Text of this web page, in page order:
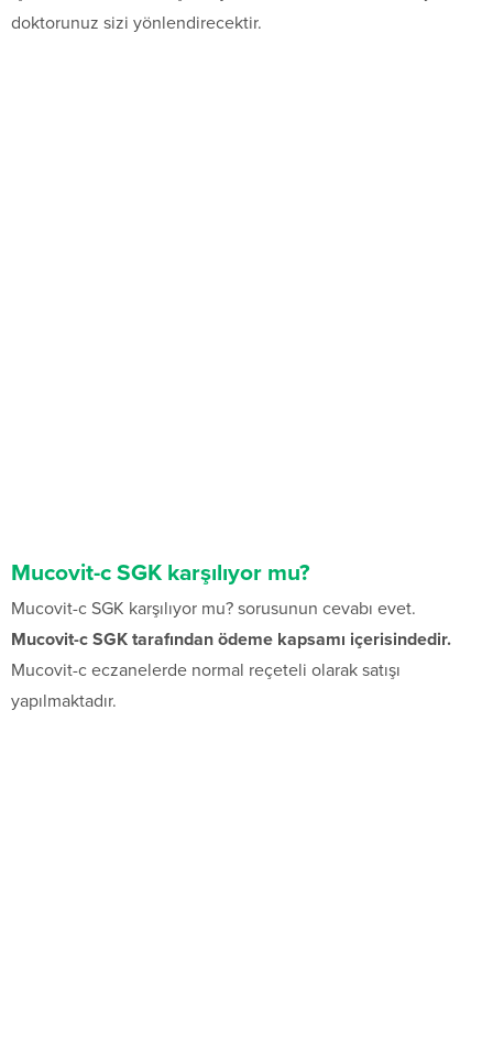
doktorunuz sizi yönlendirecektir.
Mucovit-c SGK karşılıyor mu?
Mucovit-c SGK karşılıyor mu? sorusunun cevabı evet.
Mucovit-c SGK tarafından ödeme kapsamı içerisindedir.
Mucovit-c eczanelerde normal reçeteli olarak satışı
yapılmaktadır.